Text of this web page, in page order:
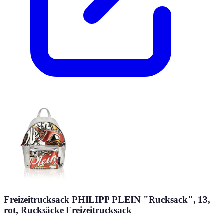
Freizeitrucksack PHILIPP PLEIN "Rucksack", 13,
rot, Rucksäcke Freizeitrucksack